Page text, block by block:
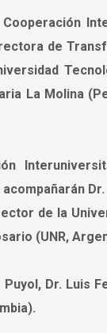
de
La Molina
de la
(UNR,
Dr. Luis